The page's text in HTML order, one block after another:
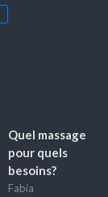
Quel massage
pour quels
besoins?
Fabia